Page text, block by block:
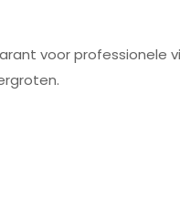
voor professionele